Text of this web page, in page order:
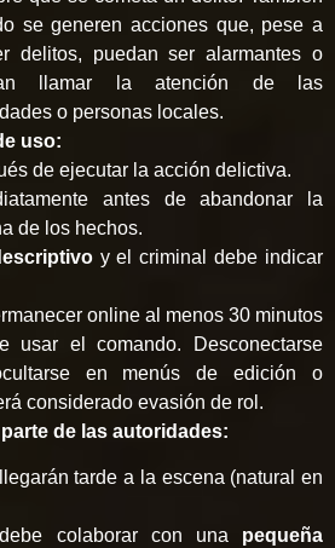
se generen acciones que, pese a
delitos, puedan ser alarmantes o
llamar la atención de las
o personas locales.
uso:
de ejecutar la acción delictiva.
antes de abandonar la
de los hechos.
y el criminal debe indicar
online al menos 30 minutos
usar el comando. Desconectarse
en menús de edición o
considerado evasión de rol.
de las autoridades:
tarde a la escena (natural en
colaborar con una pequeña